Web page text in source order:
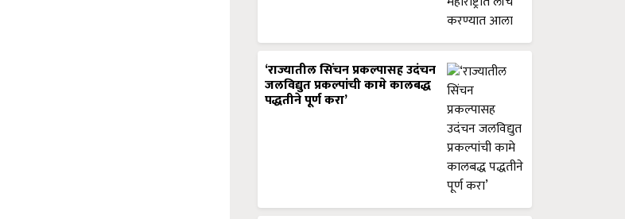
‘राज्यातील सिंचन प्रकल्पासह उदंचन
जलविद्युत प्रकल्पांची कामे कालबद्ध
पद्धतीने पूर्ण करा’